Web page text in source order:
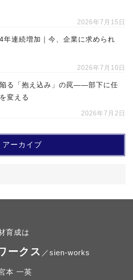
2026年7月15日
年連続増加｜今、企業に求められ
2026年7月10日
る「抱え込み」の罠――部下に任
変える
2026年7月2日
アーカイブ
育成は
ークス ／sien-works
本 一英